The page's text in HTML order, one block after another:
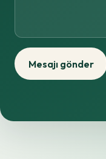
Mesajı gönder